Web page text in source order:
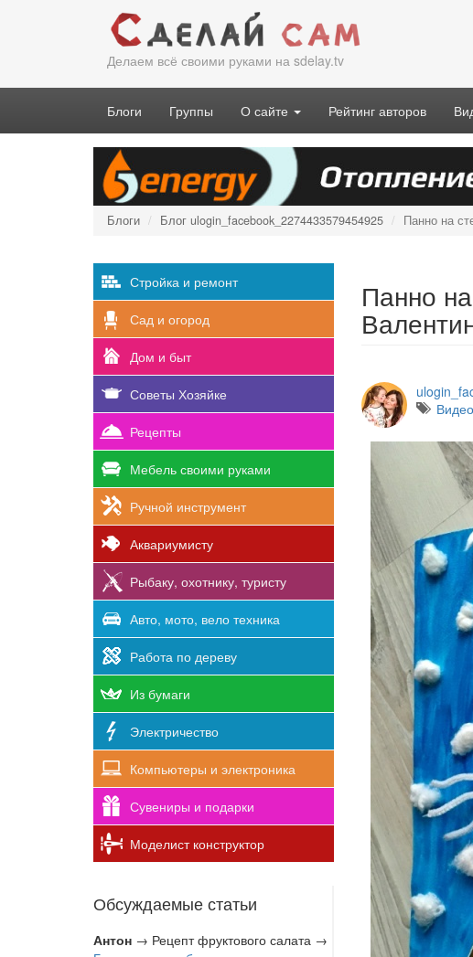
Делаем всё своими руками на sdelay.tv
Блоги Группы О сайте Рейтинг авторов
Блоги Блог ulogin_facebook_2274433579454925 Панно на
Стройка и ремонт
Сад и огород
Дом и быт
Советы Хозяйке
Рецепты
Мебель своими руками
Ручной инструмент
Аквариумисту
Рыбаку, охотнику, туристу
Авто, мото, вело техника
Работа по дереву
Из бумаги
Электричество
Компьютеры и электроника
Сувениры и подарки
Моделист конструктор
Обсуждаемые статьи
Антон → Рецепт фруктового салата →
Панно
Видео